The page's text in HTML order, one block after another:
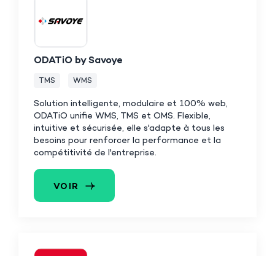
ODATiO by Savoye
TMS WMS
Solution intelligente, modulaire et 100% web,
ODATiO unifie WMS, TMS et OMS. Flexible,
intuitive et sécurisée, elle s'adapte à tous les
besoins pour renforcer la performance et la
compétitivité de l'entreprise.
VOIR